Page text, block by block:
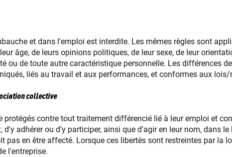
et dans l'emploi est interdite. Les mêmes règles sont
âge, de leurs opinions politiques, de leur sexe, de leur
ou de toute autre caractéristique personnelle. Les différences
liés au travail et aux performances, et conformes aux
collective
protégés contre tout traitement différencié lié à leur emploi et
adhérer ou d'y participer, ainsi que d'agir en leur nom, dans
pas en être affecté. Lorsque ces libertés sont restreintes par la
l'entreprise.